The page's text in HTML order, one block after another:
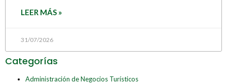
LEER MÁS »
31/07/2026
Categorías
Administración de Negocios Turísticos